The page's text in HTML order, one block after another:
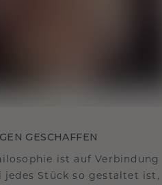
GESCHAFFEN
ist auf Verbindung
jedes Stück so gestaltet ist,